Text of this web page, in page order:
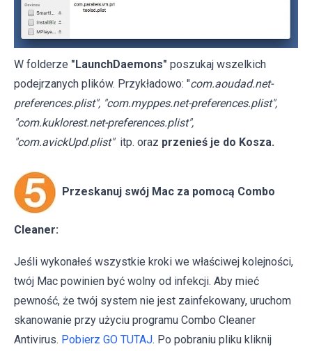
W folderze "LaunchDaemons" poszukaj wszelkich
podejrzanych plików. Przykładowo: "com.aoudad.net-
preferences.plist", "com.myppes.net-preferences.plist",
"com.kuklorest.net-preferences.plist",
"com.avickUpd.plist" itp. oraz przenieś je do Kosza.
Przeskanuj swój Mac za pomocą Combo
Cleaner:
Jeśli wykonałeś wszystkie kroki we właściwej kolejności,
twój Mac powinien być wolny od infekcji. Aby mieć
pewność, że twój system nie jest zainfekowany, uruchom
skanowanie przy użyciu programu Combo Cleaner
Antivirus. Pobierz GO TUTAJ. Po pobraniu pliku kliknij